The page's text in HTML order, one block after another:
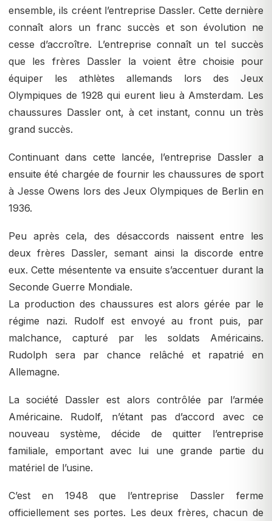
ensemble, ils créent l’entreprise Dassler. Cette dernière
connaît alors un franc succès et son évolution ne
cesse d’accroître. L’entreprise connaît un tel succès
que les frères Dassler la voient être choisie pour
équiper les athlètes allemands lors des Jeux
Olympiques de 1928 qui eurent lieu à Amsterdam. Les
chaussures Dassler ont, à cet instant, connu un très
grand succès.
Continuant dans cette lancée, l’entreprise Dassler a
ensuite été chargée de fournir les chaussures de sport
à Jesse Owens lors des Jeux Olympiques de Berlin en
1936.
Peu après cela, des désaccords naissent entre les
deux frères Dassler, semant ainsi la discorde entre
eux. Cette mésentente va ensuite s’accentuer durant la
Seconde Guerre Mondiale.
La production des chaussures est alors gérée par le
régime nazi. Rudolf est envoyé au front puis, par
malchance, capturé par les soldats Américains.
Rudolph sera par chance relâché et rapatrié en
Allemagne.
La société Dassler est alors contrôlée par l’armée
Américaine. Rudolf, n’étant pas d’accord avec ce
nouveau système, décide de quitter l’entreprise
familiale, emportant avec lui une grande partie du
matériel de l’usine.
C’est en 1948 que l’entreprise Dassler ferme
officiellement ses portes. Les deux frères, chacun de